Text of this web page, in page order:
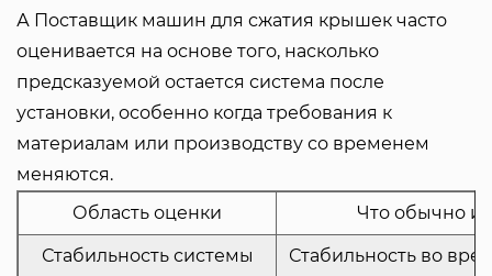
А Поставщик машин для сжатия крышек часто
оценивается на основе того, насколько
предсказуемой остается система после
установки, особенно когда требования к
материалам или производству со временем
меняются.
Область оценки
Что обычно
Стабильность системы Стабильность во